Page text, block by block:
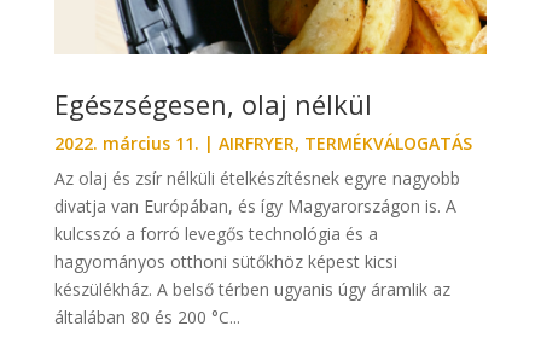
Egészségesen, olaj nélkül
2022. március 11. | AIRFRYER, TERMÉKVÁLOGATÁS
Az olaj és zsír nélküli ételkészítésnek egyre nagyobb
divatja van Európában, és így Magyarországon is. A
kulcsszó a forró levegős technológia és a
hagyományos otthoni sütőkhöz képest kicsi
készülékház. A belső térben ugyanis úgy áramlik az
általában 80 és 200 °C...